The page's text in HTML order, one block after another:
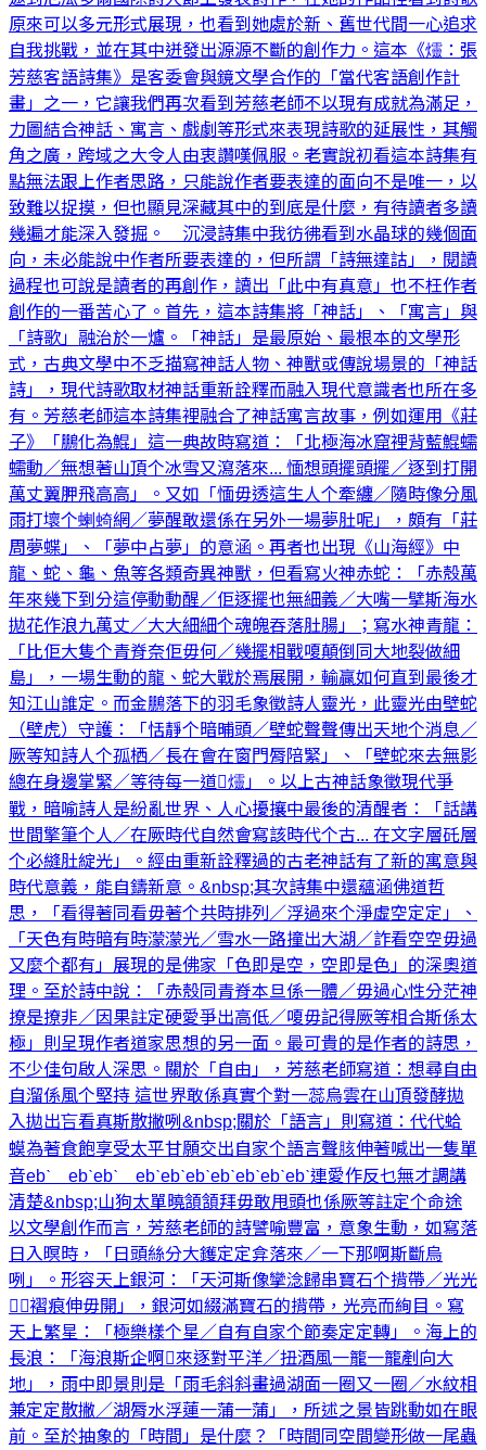
原來可以多元形式展現，也看到她處於新、舊世代間一心追求
自我挑戰，並在其中迸發出源源不斷的創作力。這本《爧：張
芳慈客語詩集》是客委會與鏡文學合作的「當代客語創作計
畫」之一，它讓我們再次看到芳慈老師不以現有成就為滿足，
力圖結合神話、寓言、戲劇等形式來表現詩歌的延展性，其觸
角之廣，跨域之大令人由衷讚嘆佩服。老實說初看這本詩集有
點無法跟上作者思路，只能說作者要表達的面向不是唯一，以
致難以捉摸，但也顯見深藏其中的到底是什麼，有待讀者多讀
幾遍才能深入發掘。 沉浸詩集中我彷彿看到水晶球的幾個面
向，未必能說中作者所要表達的，但所謂「詩無達詁」，閱讀
過程也可說是讀者的再創作，讀出「此中有真意」也不枉作者
創作的一番苦心了。首先，這本詩集將「神話」、「寓言」與
「詩歌」融治於一爐。「神話」是最原始、最根本的文學形
式，古典文學中不乏描寫神話人物、神獸或傳說場景的「神話
詩」，現代詩歌取材神話重新詮釋而融入現代意識者也所在多
有。芳慈老師這本詩集裡融合了神話寓言故事，例如運用《莊
子》「鵬化為鯤」這一典故時寫道：「北極海冰窟裡背藍鯤蠕
蠕動／無想著山頂个冰雪又瀉落來... 愐想頭擺頭擺／逐到打開
萬丈翼胛飛高高」。又如「愐毋透這生人个牽纏／隨時像分風
雨打壞个蝲䗁網／夢醒敢還係在另外一場夢肚呢」，頗有「莊
周夢蝶」、「夢中占夢」的意涵。再者也出現《山海經》中
龍、蛇、龜、魚等各類奇異神獸，但看寫火神赤蛇：「赤殼萬
年來幾下到分這停動動醒／佢逐擺也無細義／大嘴一擘斯海水
拋花作浪九萬丈／大大細細个魂魄吞落肚腸」；寫水神青龍：
「比佢大隻个青脊奈佢毋何／幾擺相戰嗄顛倒同大地裂做細
島」，一場生動的龍、蛇大戰於焉展開，輸贏如何直到最後才
知江山誰定。而金鵬落下的羽毛象徵詩人靈光，此靈光由壁蛇
（壁虎）守護：「恬靜个暗晡頭／壁蛇聲聲傳出天地个消息／
厥等知詩人个孤栖／長在會在窗門脣陪緊」、「壁蛇來去無影
總在身邊掌緊／等待每一道𥍉爧」。以上古神話象徵現代爭
戰，暗喻詩人是紛亂世界、人心擾攘中最後的清醒者：「話講
世間擎筆个人／在厥時代自然會寫該時代个古... 在文字層矺層
个必縫肚綻光」。經由重新詮釋過的古老神話有了新的寓意與
時代意義，能自鑄新意。&nbsp;其次詩集中還蘊涵佛道哲
思，「看得著同看毋著个共時排列／浮過來个淨虛空定定」、
「天色有時暗有時濛濛光／雪水一路撞出大湖／詐看空空毋過
又麼个都有」展現的是佛家「色即是空，空即是色」的深奧道
理。至於詩中說：「赤殼同青脊本旦係一體／毋過心性分茫神
撩是撩非／因果註定硬愛爭出高低／嗄毋記得厥等相合斯係太
極」則呈現作者道家思想的另一面。最可貴的是作者的詩思，
不少佳句啟人深思。關於「自由」，芳慈老師寫道：想尋自由
自溜係風个堅持 這世界敢係真實个對一蕊烏雲在山頂發酵拋
入拋出吂看真斯散撇咧&nbsp;關於「語言」則寫道：代代蛤
蟆為著食飽享受太平甘願交出自家个語言聲胲伸著喊出一隻單
音ebˋ ebˋebˋ ebˋebˋebˋebˋebˋebˋebˋ連愛作反乜無才調講
清楚&nbsp;山狗太單曉頷頷拜毋敢甩頭也係厥等註定个命途
以文學創作而言，芳慈老師的詩譬喻豐富，意象生動，如寫落
日入暝時，「日頭絲分大鑊定定弇落來／一下那啊斯斷烏
咧」。形容天上銀河：「天河斯像攣淰歸串寶石个揹帶／光光
𥍉𥍉褶痕伸毋開」，銀河如綴滿寶石的揹帶，光亮而絢目。寫
天上繁星：「極樂樣个星／自有自家个節奏定定轉」。海上的
長浪：「海浪斯企啊䟘來逐對平洋／扭酒風一籠一籠剷向大
地」，雨中即景則是「雨毛斜斜畫過湖面一圈又一圈／水紋相
兼定定散撇／湖脣水浮蓮一蒲一蒲」，所述之景皆跳動如在眼
前。至於抽象的「時間」是什麼？「時間同空間變形做一尾蟲